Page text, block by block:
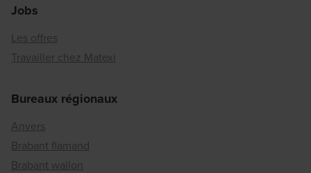
Jobs
Les offres
Travailler chez Matexi
Bureaux régionaux
Anvers
Brabant flamand
Brabant wallon